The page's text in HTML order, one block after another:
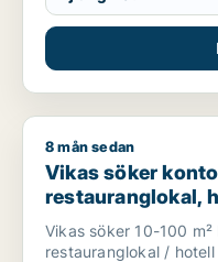
Vikas söker kontor,
8 mån sedan
Vikas söker
restauranglokal,
salu i Upplands
Österåker m.fl.
Vikas söker 10-100
restauranglokal /